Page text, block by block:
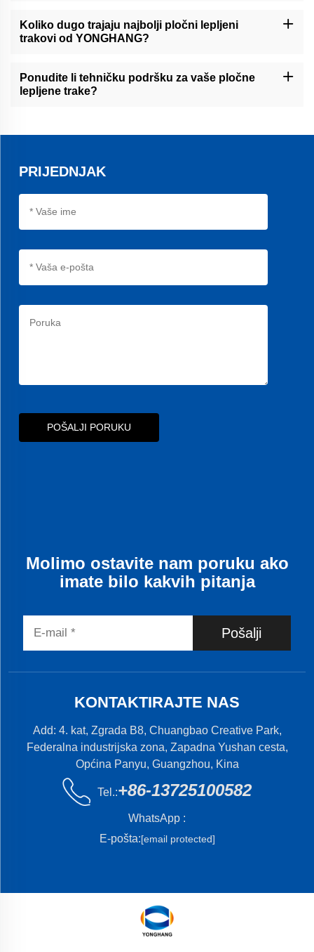
visokokvalitativnih standarda. Osiguravamo da sva naša
proizvoda ispunjavaju ili premašuju industrijske zahtjeve za
performanse i pouzdanost.
Koliko dugo trajaju najbolji pločni lepljeni
trakovi od YONGHANG?
radnih uvjeta. Međutim, naše najbolje opasnice za folder lejer su
dizajnirane za dugotrajno korištenje i mogu izdržati neprestano
radanje uz odgovarajuću održavanja.
Ponudite li tehničku podršku za vaše pločne
lepljene trake?
rješavanjem problema i bilo kojim drugim pitanjima koja možda
PRIJEDNJAK
POŠALJI PORUKU
Molimo ostavite nam poruku ako
imate bilo kakvih pitanja
Pošalji
KONTAKTIRAJTE NAS
Add: 4. kat, Zgrada B8, Chuangbao Creative Park,
Federalna industrijska zona, Zapadna Yushan cesta,
Općina Panyu, Guangzhou, Kina
Tel.:+86-13725100582
WhatsApp :
E-pošta:[email protected]